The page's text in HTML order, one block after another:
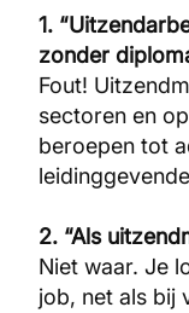
1.
zonder
Fout!
sectoren en
beroepen tot
2. “Als
Niet waar. Je
job, net als bij